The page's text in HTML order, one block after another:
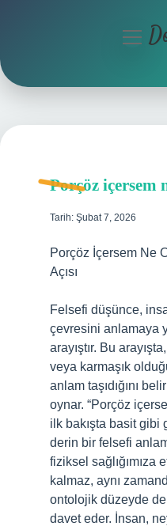
Hakkımızda
Porçöz içersem
Tarih: Şubat 7, 2026
Porçöz İçersem Ne
Açısı
Felsefi düşünce,
çevresini anlamaya
arayıştır. Bu
veya karmaşık
anlam taşıdığını
oynar. “Porçöz
ilk bakışta basit gibi
derin bir felsefi
fiziksel sağlığımıza
kalmaz, aynı
ontolojik düzeyde
davet eder. İnsan,